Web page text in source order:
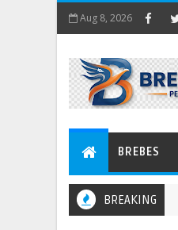
Aug 8, 2026
BREBES
BREAKING